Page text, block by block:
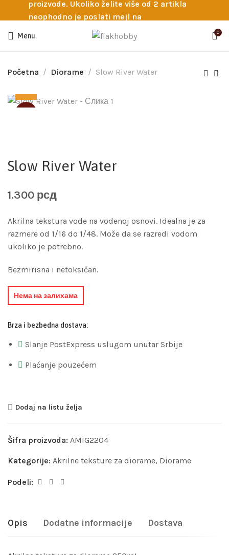
proizvode. Ukoliko želite više od 2 artikla
neophodno je poslati mejl na
info@flakhobby.com sa preciznim šiframa
proizvoda. Svakako nas možete pozvati
potrebna pomoć oko odabira.
Menu 0
Početna Diorame Slow River Water
Slow River Water
1.300 рсд
Akrilna tekstura vode na vodenoj osnovi. Idealna je za
razmere od 1/16 do 1/48. Može da se razredi vodom
ukoliko je potrebno.
Bezmirisna i netoksičan.
Нема на залихама
Brza i bezbedna dostava:
Slanje PostExpress uslugom unutar Srbije
Plaćanje pouzećem
Dodaj na listu želja
Šifra proizvoda: AMIG2204
Kategorije: Akrilne teksture za diorame, Diorame
Podeli:
Opis Dodatne informacije Dostava